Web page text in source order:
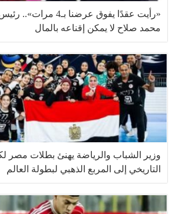
«رأيت عقدًا يفوق عرضنا
محمد صلاح لا يمكن إقناعه بالمال
وزير الشباب والرياضة يهنئ بطلات مصر
التاريخي إلى المربع الذهبي لبطولة العالم